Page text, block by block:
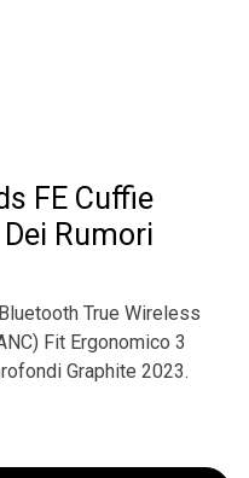
FE Cuffie
Rumori
True Wireless
Fit Ergonomico 3
Graphite 2023.